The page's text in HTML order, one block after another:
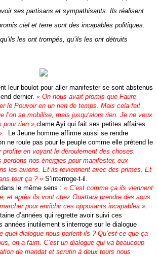
ses partisans et sympathisants. Ils réalisent
ciel et terre sont des incapables politiques.
les ont trompés, qu’ils les ont détruits
leur boulot pour aller manifester se sont abstenus
dernier. « On nous avait promis que Faure
le Pouvoir en un rien de temps. Mais cela fait
l’on se mobilise, mais jusqu’alors rien. Je ne veux
pour rien », clame Ayi qui fait ses petites affaires
. Le Jeune homme affirme aussi se rendre
ne roule pas pour le peuple comme elle prétend le
en voyant le déroulement des choses.
perdons nos énergies pour manifester, eux
les avions. Et ils reviennent avec des primes. Et
tout ça ? » S’interroge-t-il.
le même sens : « C’est comme ça ils viennent
et après ils vont chez Ouattara prendre des sous.
pour enrichir ces opposants incapables »
d’années qui regrette avoir suivi ces
années inutilement s’interroge sur le dialogue
quel dialogue nous parlent-ils ? Qu’est-ce que ça
on a faim. C’est un dialogue qui va beaucoup
de mandat et scrutin à deux tours nous